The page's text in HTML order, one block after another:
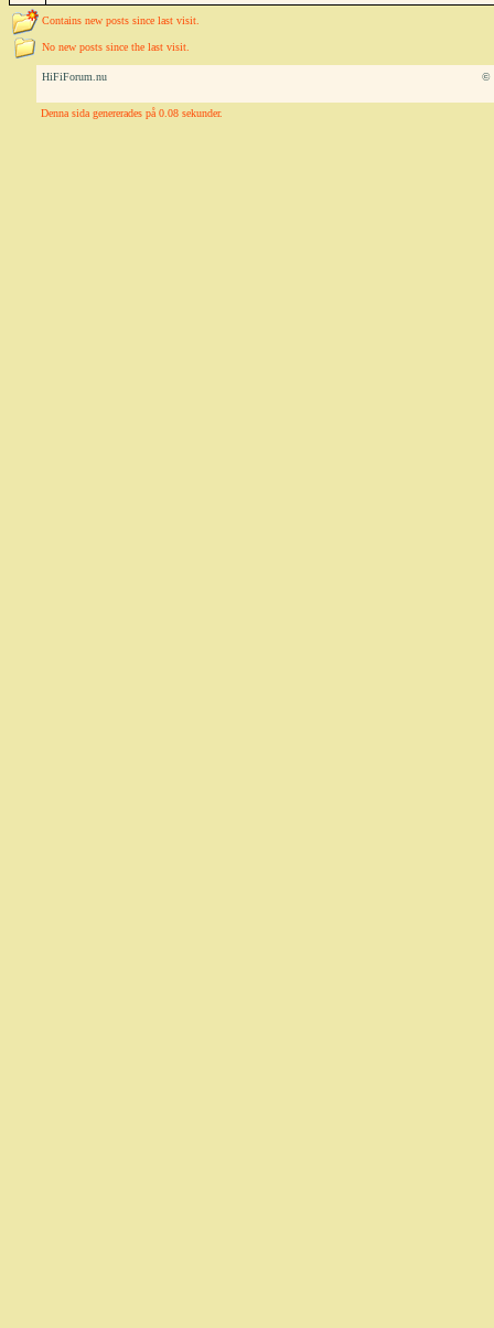
Contains new posts since last visit.
No new posts since the last visit.
HiFiForum.nu ©
Denna sida genererades på 0.08 sekunder.